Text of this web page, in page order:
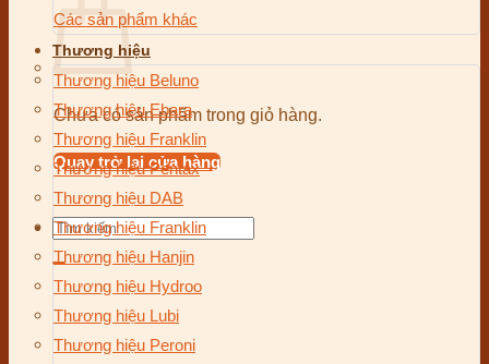
Chưa có sản phẩm trong giỏ hàng.
Quay trở lại cửa hàng
Tìm
kiếm:
Các sản phẩm khác
Thương hiệu
Thương hiệu Beluno
Thương hiệu Ebara
Thương hiệu Franklin
Thương hiệu Pentax
Thương hiệu DAB
Thương hiệu Franklin
Thương hiệu Hanjin
Thương hiệu Hydroo
Thương hiệu Lubi
Thương hiệu Peroni